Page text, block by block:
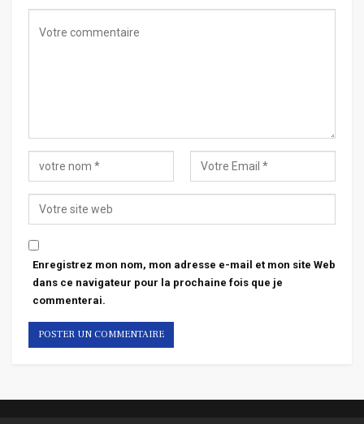
Enregistrez mon nom, mon adresse e-mail et mon site Web
dans ce navigateur pour la prochaine fois que je
commenterai.